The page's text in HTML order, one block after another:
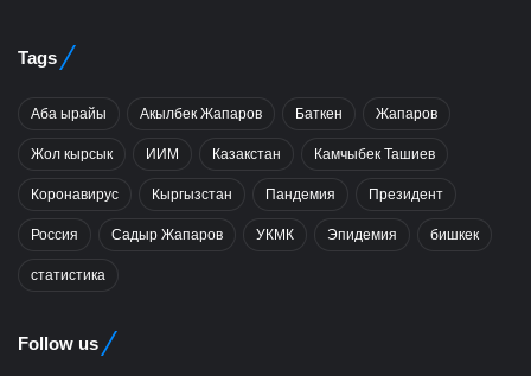
Tags
Аба ырайы Акылбек Жапаров Баткен Жапаров
Жол кырсык ИИМ Казакстан Камчыбек Ташиев
Коронавирус Кыргызстан Пандемия Президент
Россия Садыр Жапаров УКМК Эпидемия бишкек
статистика
Follow us